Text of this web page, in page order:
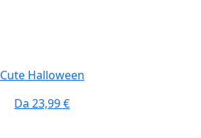
Cute Halloween
Da 23,99 €